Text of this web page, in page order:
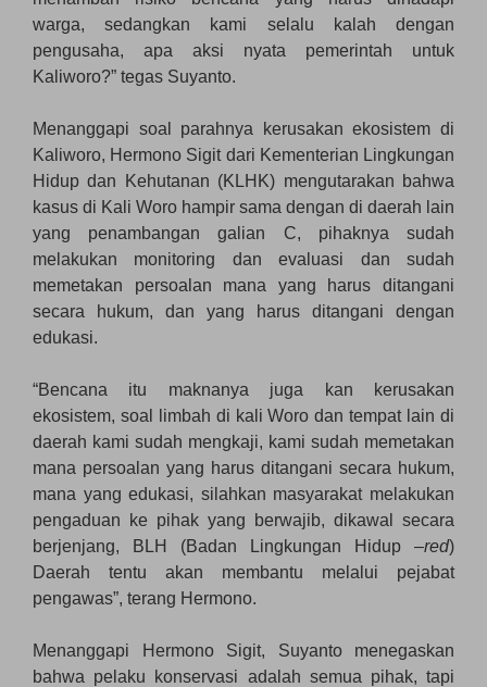
warga, sedangkan kami selalu kalah dengan
pengusaha, apa aksi nyata pemerintah untuk
Kaliworo?” tegas Suyanto.
Menanggapi soal parahnya kerusakan ekosistem di
Kaliworo, Hermono Sigit dari Kementerian Lingkungan
Hidup dan Kehutanan (KLHK) mengutarakan bahwa
kasus di Kali Woro hampir sama dengan di daerah lain
yang penambangan galian C, pihaknya sudah
melakukan monitoring dan evaluasi dan sudah
memetakan persoalan mana yang harus ditangani
secara hukum, dan yang harus ditangani dengan
edukasi.
“Bencana itu maknanya juga kan kerusakan
ekosistem, soal limbah di kali Woro dan tempat lain di
daerah kami sudah mengkaji, kami sudah memetakan
mana persoalan yang harus ditangani secara hukum,
mana yang edukasi, silahkan masyarakat melakukan
pengaduan ke pihak yang berwajib, dikawal secara
berjenjang, BLH (Badan Lingkungan Hidup –red)
Daerah tentu akan membantu melalui pejabat
pengawas”, terang Hermono.
Menanggapi Hermono Sigit, Suyanto menegaskan
bahwa pelaku konservasi adalah semua pihak, tapi